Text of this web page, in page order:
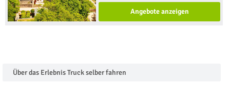
Angebote anzeigen
Über das Erlebnis Truck selber fahren